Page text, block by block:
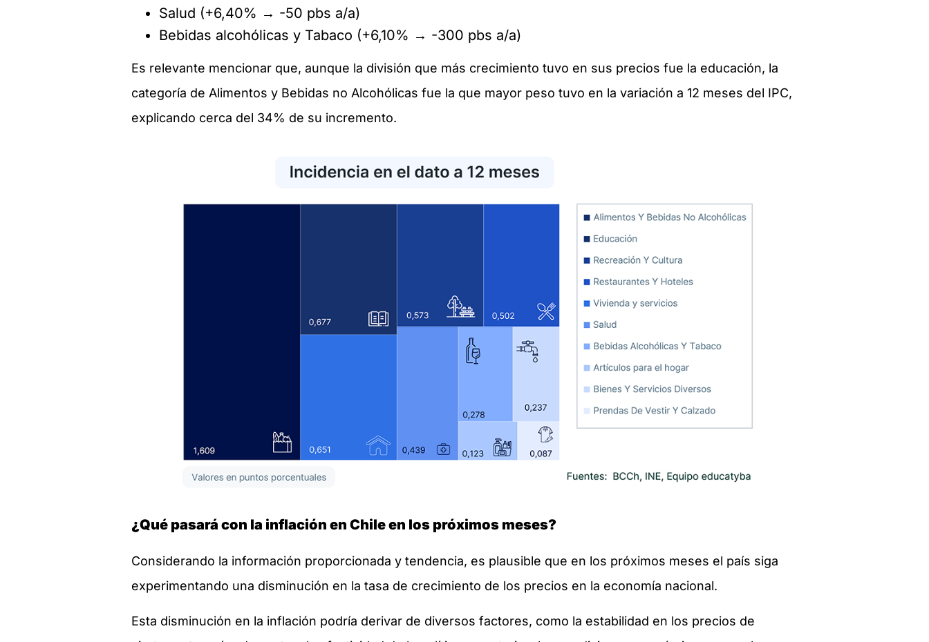
Salud (+6,40% → -50 pbs a/a)
Bebidas alcohólicas y Tabaco (+6,10% → -300 pbs a/a)
Es relevante mencionar que, aunque la división que más crecimiento tuvo en sus precios fue la educación, la
categoría de Alimentos y Bebidas no Alcohólicas fue la que mayor peso tuvo en la variación a 12 meses del IPC,
explicando cerca del 34% de su incremento.
¿Qué pasará con la inflación en Chile en los próximos meses?
Considerando la información proporcionada y tendencia, es plausible que en los próximos meses el país siga
experimentando una disminución en la tasa de crecimiento de los precios en la economía nacional.
Esta disminución en la inflación podría derivar de diversos factores, como la estabilidad en los precios de